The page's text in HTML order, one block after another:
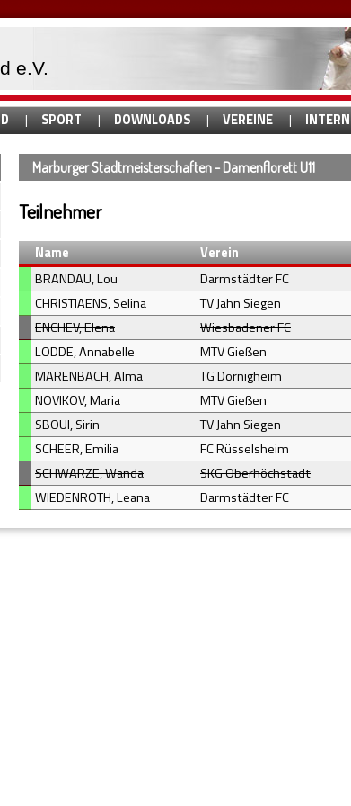
e.V.
SPORT DOWNLOADS VEREINE INTERN
Marburger Stadtmeisterschaften - Damenflorett U11
Teilnehmer
Name Verein
BRANDAU, Lou
Darmstädter FC
CHRISTIAENS, Selina
TV Jahn Siegen
ENCHEV, Elena
Wiesbadener FC
LODDE, Annabelle
MTV Gießen
MARENBACH, Alma
TG Dörnigheim
NOVIKOV, Maria
MTV Gießen
SBOUI, Sirin
TV Jahn Siegen
SCHEER, Emilia
FC Rüsselsheim
SCHWARZE, Wanda
SKG Oberhöchstadt
WIEDENROTH, Leana
Darmstädter FC